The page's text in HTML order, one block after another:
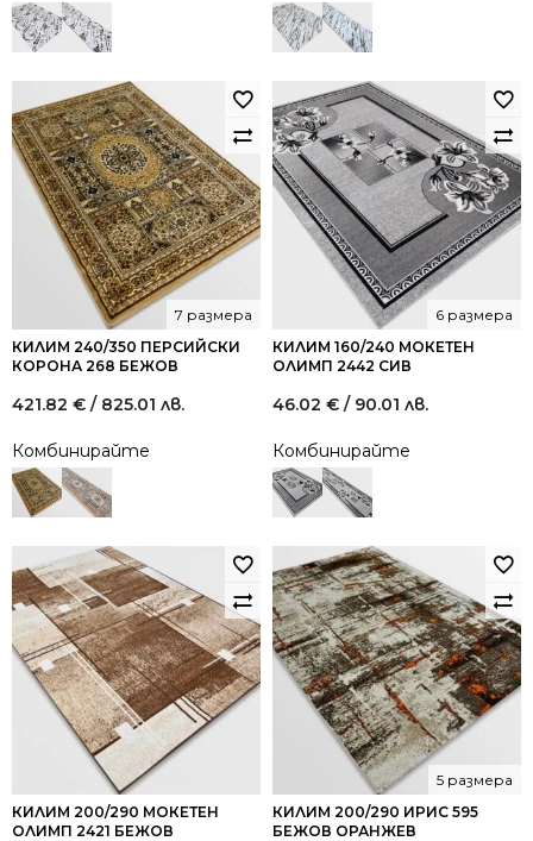
29.00 €
/
лв..
74.00 €
/
КИЛИМ 240/350 ПЕРСИЙСКИ
КОРОНА 268 БЕЖОВ
7 размера
421.82 € / 825.01 лв.
Комбинирайте
КИЛИМ 160/240 МОКЕТЕН
ОЛИМП 2442 СИВ
6 размера
46.02 € / 90.01 лв.
Комбинирайте
КИЛИМ 200/290 МОКЕТЕН
ОЛИМП 2421 БЕЖОВ
КИЛИМ 200/290 ИРИС 595
БЕЖОВ ОРАНЖЕВ
5 размера